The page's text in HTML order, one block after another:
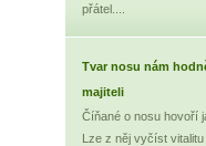
přátel....
Tvar nosu nám
majiteli
Číňané o nosu hovoří
Lze z něj vyčíst